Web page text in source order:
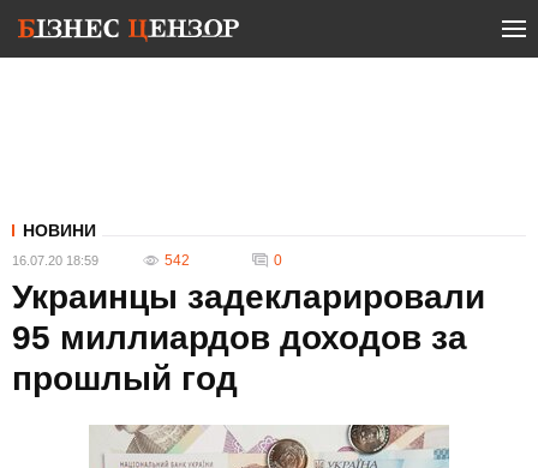
НОВИНИ
16.07.20 18:59 542 0
Украинцы задекларировали
95 миллиардов доходов за
прошлый год